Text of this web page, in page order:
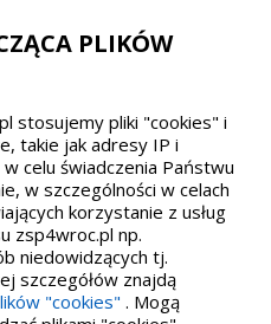
oraz W3C
508 EAA/EN 301549
5568
PLIKÓW
stosujemy pliki "cookies" i
takie jak adresy IP i
celu świadczenia Państwu
w szczególności w celach
korzystanie z usług
zsp4wroc.pl np.
niedowidzących tj.
szczegółów znajdą
"cookies" . Mogą